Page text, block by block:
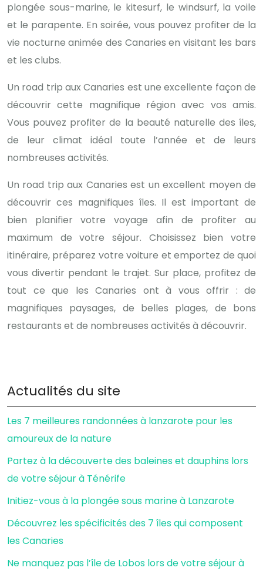
plongée sous-marine, le kitesurf, le windsurf, la voile
et le parapente. En soirée, vous pouvez profiter de la
vie nocturne animée des Canaries en visitant les bars
et les clubs.
Un road trip aux Canaries est une excellente façon de
découvrir cette magnifique région avec vos amis.
Vous pouvez profiter de la beauté naturelle des îles,
de leur climat idéal toute l’année et de leurs
nombreuses activités.
Un road trip aux Canaries est un excellent moyen de
découvrir ces magnifiques îles. Il est important de
bien planifier votre voyage afin de profiter au
maximum de votre séjour. Choisissez bien votre
itinéraire, préparez votre voiture et emportez de quoi
vous divertir pendant le trajet. Sur place, profitez de
tout ce que les Canaries ont à vous offrir : de
magnifiques paysages, de belles plages, de bons
restaurants et de nombreuses activités à découvrir.
Actualités du site
Les 7 meilleures randonnées à lanzarote pour les
amoureux de la nature
Partez à la découverte des baleines et dauphins lors
de votre séjour à Ténérife
Initiez-vous à la plongée sous marine à Lanzarote
Découvrez les spécificités des 7 îles qui composent
les Canaries
Ne manquez pas l’île de Lobos lors de votre séjour à